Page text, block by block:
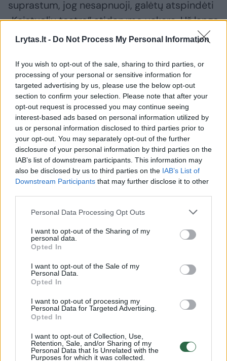
Lrytas.lt - Do Not Process My Personal Information
If you wish to opt-out of the sale, sharing to third parties, or
processing of your personal or sensitive information for
targeted advertising by us, please use the below opt-out
section to confirm your selection. Please note that after your
opt-out request is processed you may continue seeing
interest-based ads based on personal information utilized by
us or personal information disclosed to third parties prior to
your opt-out. You may separately opt-out of the further
disclosure of your personal information by third parties on the
IAB’s list of downstream participants. This information may
also be disclosed by us to third parties on the IAB’s List of
Downstream Participants that may further disclose it to other
Personal Data Processing Opt Outs
I want to opt-out of the Sharing of my
personal data.
Opted In
I want to opt-out of the Sale of my
Personal Data.
Opted In
I want to opt-out of processing my
Personal Data for Targeted Advertising.
Opted In
I want to opt-out of Collection, Use,
Retention, Sale, and/or Sharing of my
Personal Data that Is Unrelated with the
Purposes for which it was collected.
suprastum, jog nesapnuoji, galėtų atspindėti
„Keistuolių teatro“ atidarymo vakarą. Už lango
buvęs cepelininis dangus vis norėjo pravirkti,
kad „Keistuoliai“ pagaliau susitiko ne tik su
savo ištikimiausiais, bet ir visiškai naujais
smalsuoliais, atėjusiais patyrinėti dar niekam
nematytų teatro erdvių bei užkulisių.
Džiaugsmo ašaras braukė ir vienas teatro
steigėjų Darius Auželis, kuris atskleidė, kokios
emocijos buvo susitikus su grįžusiu žiūrovu:
pats pasitikau svečius prie įėjimo ir vis
sakiau, jog atsiprašome, kad darbai dar
nepabaigti, viską atpirko. Jie mane nuramino
ir sakė, svarbiausia, kad jūs grįžote“.
Pasveikinus kiekvieną svečią, prasidėjo
ypatinga vakaro dalis – į sceną lipo teatro
steigėjai Aidas Giniotis, Ilona Balsytė ir Darius